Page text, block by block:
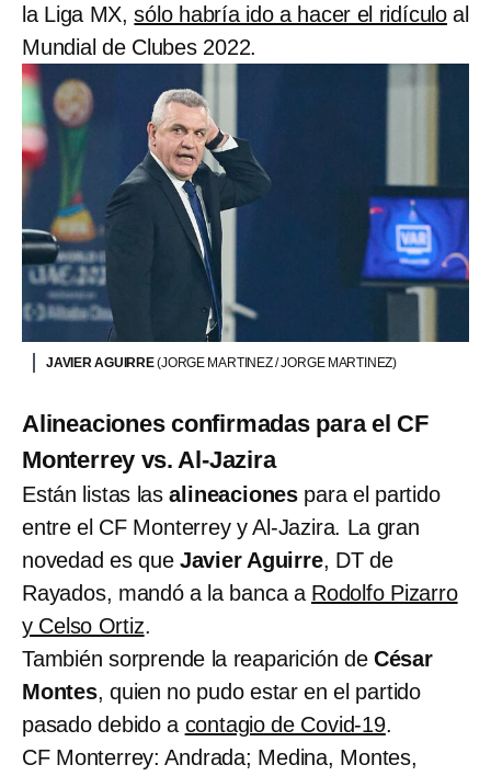
la Liga MX,sólo habría ido a hacer el ridículo al
Mundial de Clubes 2022.
JAVIER AGUIRRE(JORGE MARTINEZ / JORGE MARTINEZ)
Alineaciones confirmadas para el CF
Monterrey vs. Al-Jazira
Están listas lasalineaciones para el partido
entre el CF Monterrey y Al-Jazira. La gran
novedad es que Javier Aguirre, DT de
Rayados, mandó a la banca a Rodolfo Pizarro
y Celso Ortiz.
También sorprende la reaparición de César
Montes, quien no pudo estar en el partido
pasado debido a contagio de Covid-19.
CF Monterrey: Andrada; Medina, Montes,